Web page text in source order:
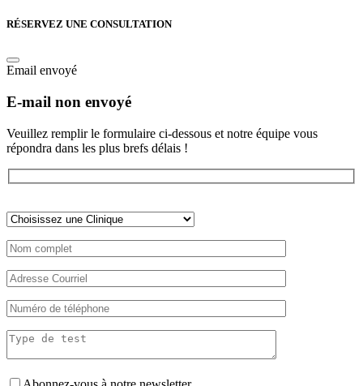
RÉSERVEZ UNE CONSULTATION
Email envoyé
E-mail non envoyé
Veuillez remplir le formulaire ci-dessous et notre équipe vous
répondra dans les plus brefs délais !
laisser
champ